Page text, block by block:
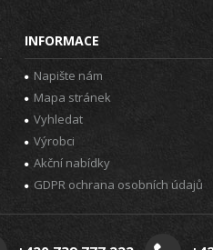
INFORMACE
Napište nám
Mapa stránek
Vyhledat
Výrobci
Akční nabídky
GDPR ochrana osobních údajů